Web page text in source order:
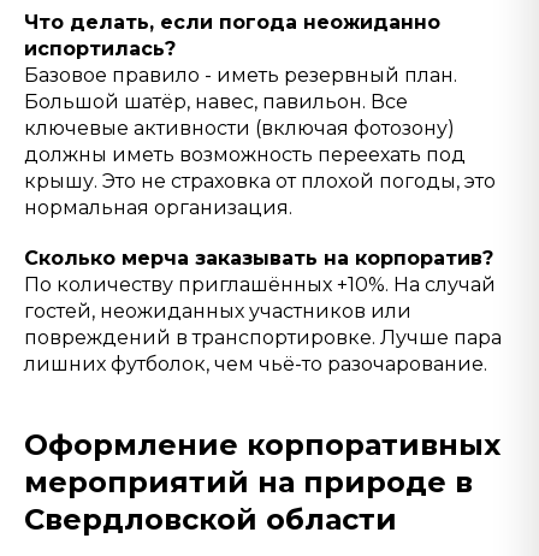
Что делать, если погода неожиданно
испортилась?
Базовое правило - иметь резервный план.
Большой шатёр, навес, павильон. Все
ключевые активности (включая фотозону)
должны иметь возможность переехать под
крышу. Это не страховка от плохой погоды, это
нормальная организация.
Сколько мерча заказывать на корпоратив?
По количеству приглашённых +10%. На случай
гостей, неожиданных участников или
повреждений в транспортировке. Лучше пара
лишних футболок, чем чьё-то разочарование.
Оформление корпоративных
мероприятий на природе в
Свердловской области